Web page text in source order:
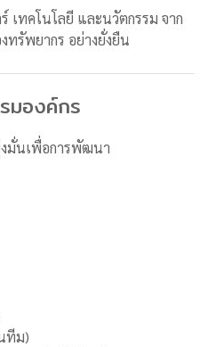
ทคโนโลยี และนวัตกรรม จาก
ทรัพยากร อย่างยั่งยืน
มองค์กร
มั่นเพื่อการพัฒนา
ทีม)